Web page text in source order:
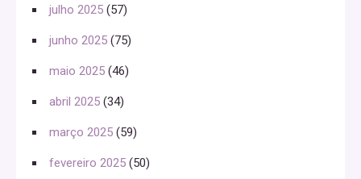
julho 2025 (57)
junho 2025 (75)
maio 2025 (46)
abril 2025 (34)
março 2025 (59)
fevereiro 2025 (50)